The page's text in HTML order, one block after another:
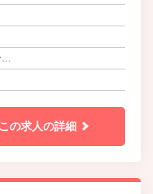
バス（5分） 徒歩2分
この求人の詳細